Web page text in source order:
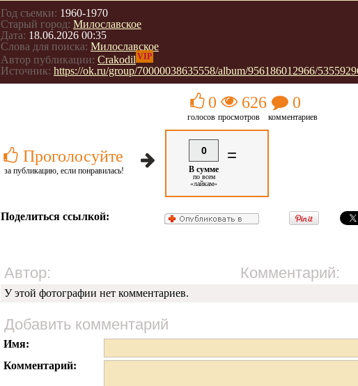
Год съемки: 1960-1970
Старый город: Милославское
Дата: 18.06.2026 00:35
Слова для поиска: Милославское
Автор публикации: Crakodil VIP
Источник: https://ok.ru/group/70000038635558/album/956186012966/
Проголосуйте
за публикацию, если понравилась!
0
голосов
626
просмотров
0
комментариев
0
В сумме
по всем
«лайкам»
=
Поделиться ссылкой:
Автор: Комментарий:
У этой фотографии нет комментариев.
Добавить комментарий
Имя:
Комментарий: